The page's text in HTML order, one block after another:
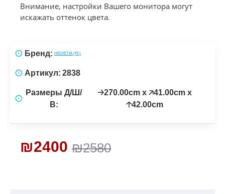
Внимание, настройки Вашего монитора могут
искажать оттенок цвета.
₪2580
₪2400
Бренд: HELVETIA (PL)
Артикул: 2838
Размеры Д/Ш/
В:
🡢270.00cm x 🡥41.00cm x
🡡42.00cm